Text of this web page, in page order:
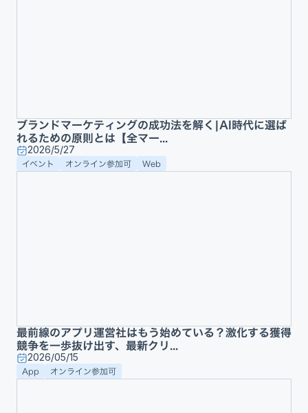
ブランドマーケティングの成功法を解く|AI時代に選ば
れるための原則とは【全マー...
2026/5/27
イベント オンライン参加可 Web
最前線のアプリ運営社はもう始めている？激化する獲得
競争を一歩抜け出す、最新クリ...
2026/05/15
App オンライン参加可